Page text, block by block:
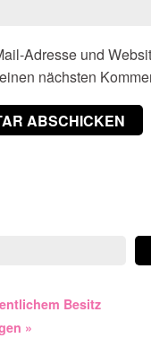
Adresse und
nächsten
Besitz
»